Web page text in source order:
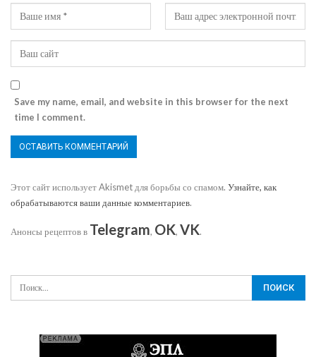
Save my name, email, and website in this browser for the next
time I comment.
Этот сайт использует Akismet для борьбы со спамом. Узнайте, как
обрабатываются ваши данные комментариев.
Анонсы рецептов в Telegram, OK, VK.